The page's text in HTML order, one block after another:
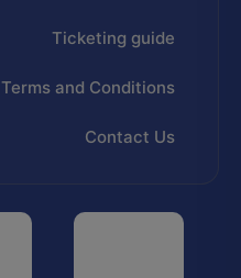
Ticketing guide
Terms and Conditions
Contact Us